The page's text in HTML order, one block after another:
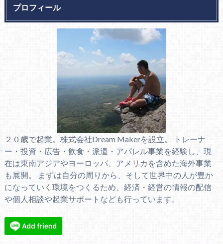
プロフィール
２０歳で起業。株式会社Dream Makerを設立。 トレーナ
ー・投資・広告・飲食・派遣・アパレル事業を経験し、現
在は東南アジアやヨーロッパ、アメリカを含めた海外事業
も展開。 まずは自分の周りから、そして世界中の人が豊か
になっていく環境をつくるため、経済・経営の情報の配信
や個人相談や起業サポートなども行っています。